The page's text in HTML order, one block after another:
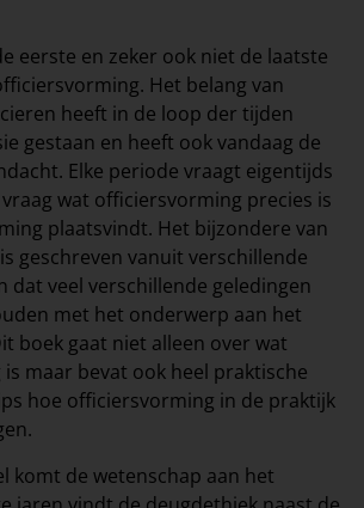
eerste en zeker ook niet de laatste
Het belang van
heeft in de loop der tijden
gestaan en heeft ook vandaag de
Elke periode vraagt eigentijds
wat officiersvorming precies is
plaatsvindt. Het bijzondere van
geschreven vanuit verschillende
dat veel verschillende geledingen
met het onderwerp aan het
boek gaat niet alleen over wat
maar bevat ook heel praktische
hoe officiersvorming in de praktijk
komt de wetenschap aan het